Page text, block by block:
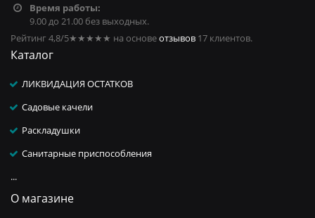
Время работы:
9.00 до 21.00 без выходных.
Рейтинг 4,8/5★★★★★ на основеотзывов 17 клиентов.
Каталог
ЛИКВИДАЦИЯ ОСТАТКОВ
Садовые качели
Раскладушки
Санитарные приспособления
...
О магазине